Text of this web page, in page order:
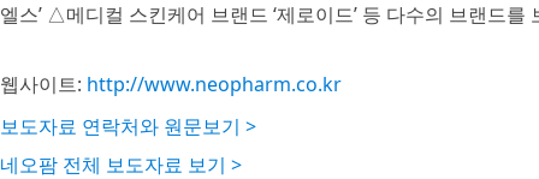
엘스’ △메디컬 스킨케어 브랜드 ‘제로이드’ 등 다수의 브랜드를
웹사이트: http://www.neopharm.co.kr
보도자료 연락처와 원문보기 >
네오팜 전체 보도자료 보기 >